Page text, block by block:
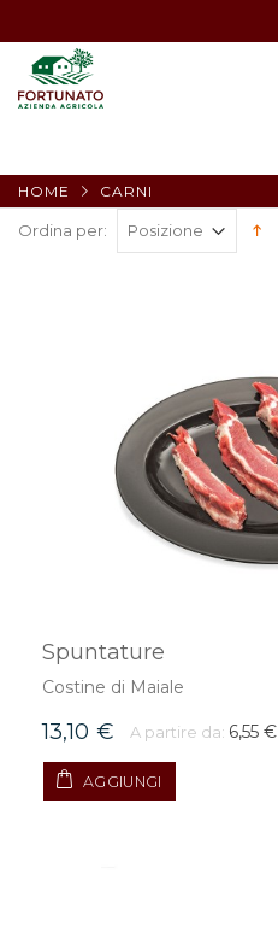
HOME CARNI
Ordina per:
Spuntature
Costine di Maiale
13,10 € A partire da: 6,55 €
AGGIUNGI